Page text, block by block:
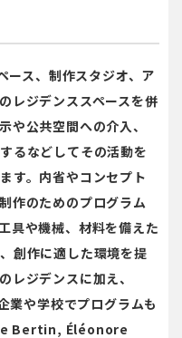
ス、制作スタジオ、ア
レジデンススペースを併
や公共空間への介入、
るなどしてその活動を
す。内省やコンセプト
作のためのプログラム
具や機械、材料を備えた
創作に適した環境を提
レジデンスに加え、
や学校でプログラムも
Bertin, Éléonore